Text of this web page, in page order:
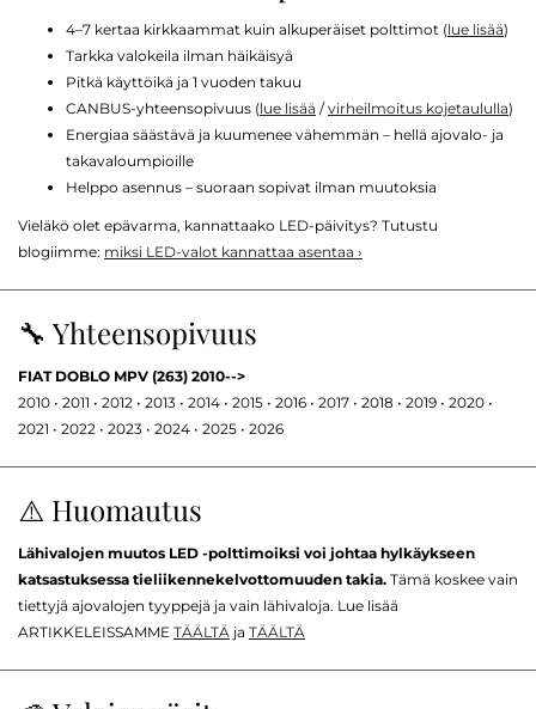
4–7 kertaa kirkkaammat kuin alkuperäiset polttimot (lue lisää)
Tarkka valokeila ilman häikäisyä
Pitkä käyttöikä ja 1 vuoden takuu
CANBUS-yhteensopivuus (lue lisää /virheilmoitus kojetaululla)
Energiaa säästävä ja kuumenee vähemmän – hellä ajovalo- ja
takavaloumpioille
Helppo asennus – suoraan sopivat ilman muutoksia
Vieläkö olet epävarma, kannattaako LED-päivitys? Tutustu
blogiimme: miksi LED-valot kannattaa asentaa ›
🔧 Yhteensopivuus
FIAT DOBLO MPV (263) 2010-->
2010 • 2011 • 2012 • 2013 • 2014 • 2015 • 2016 • 2017 • 2018 • 2019 • 2020 •
2021 • 2022 • 2023 • 2024 • 2025 • 2026
⚠️ Huomautus
Lähivalojen muutos LED -polttimoiksi voi johtaa hylkäykseen
katsastuksessa tieliikennekelvottomuuden takia. Tämä koskee vain
tiettyjä ajovalojen tyyppejä ja vain lähivaloja. Lue lisää
ARTIKKELEISSAMME TÄÄLTÄ ja TÄÄLTÄ